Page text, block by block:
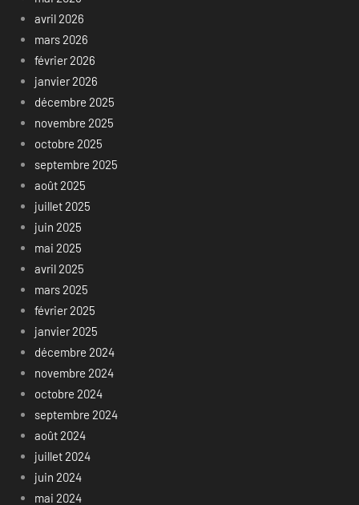
avril 2026
mars 2026
février 2026
janvier 2026
décembre 2025
novembre 2025
octobre 2025
septembre 2025
août 2025
juillet 2025
juin 2025
mai 2025
avril 2025
mars 2025
février 2025
janvier 2025
décembre 2024
novembre 2024
octobre 2024
septembre 2024
août 2024
juillet 2024
juin 2024
mai 2024